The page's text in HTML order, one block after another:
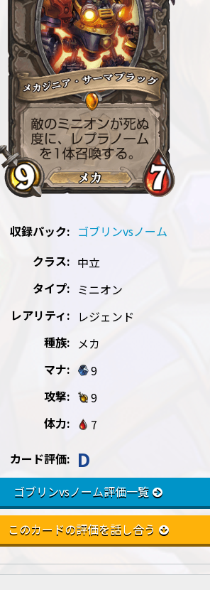
収録パック: ゴブリンvsノーム
クラス: 中立
タイプ: ミニオン
レアリティ: レジェンド
種族: メカ
マナ:
9
攻撃:
9
体力:
7
カード評価: D
ゴブリンvsノーム評価一覧
このカードの評価を話し合う